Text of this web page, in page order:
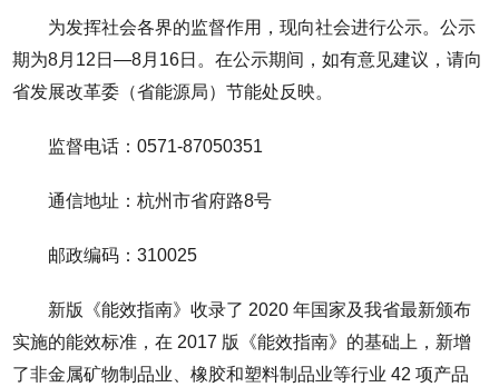
为发挥社会各界的监督作用，现向社会进行公示。公示
期为8月12日—8月16日。在公示期间，如有意见建议，请向
省发展改革委（省能源局）节能处反映。
监督电话：0571-87050351
通信地址：杭州市省府路8号
邮政编码：310025
新版《能效指南》收录了 2020 年国家及我省最新颁布
实施的能效标准，在 2017 版《能效指南》的基础上，新增
了非金属矿物制品业、橡胶和塑料制品业等行业 42 项产品